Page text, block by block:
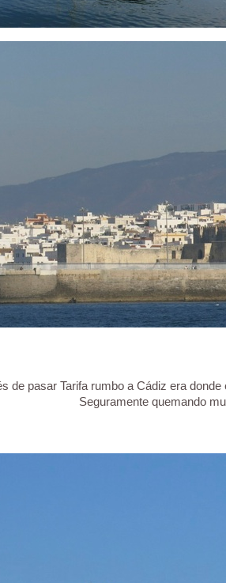
de pasar Tarifa rumbo a Cádiz era
Seguramente quemando